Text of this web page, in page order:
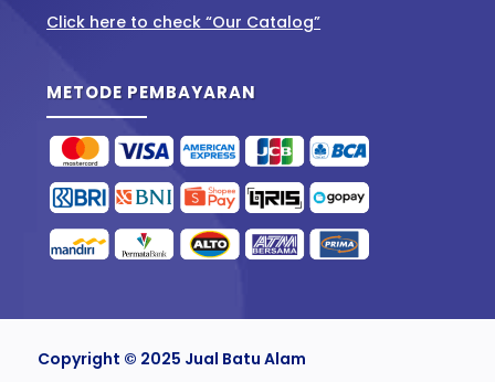
Click here to check “Our Catalog”
METODE PEMBAYARAN
Copyright © 2025 Jual Batu Alam